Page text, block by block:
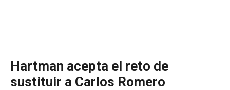
Hartman acepta el reto de
sustituir a Carlos Romero